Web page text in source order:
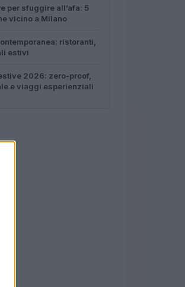
per sfuggire all’afa: 5
vicino a Milano
ristoranti,
estivi
2026: zero-proof,
e viaggi esperienziali